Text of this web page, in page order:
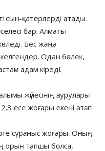
сын-қатерлерді атады.
бар. Алматы
Бес жаңа
Одан бөлек,
адам кіреді.
жүйесінің аурулары
есе жоғары екені атап
сұраныс жоғары. Оның
орын тапшы болса,